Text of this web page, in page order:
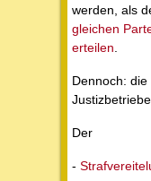
werden, als
gleichen
erteilen
Dennoch: die
Der
-